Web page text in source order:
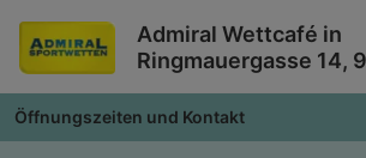
Admiral Wettcafé in
Ringmauergasse 14,
Öffnungszeiten und Kontakt